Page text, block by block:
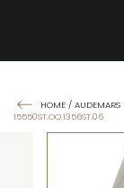
HOME / AUDEMARS
15550ST.OO.1356ST.06